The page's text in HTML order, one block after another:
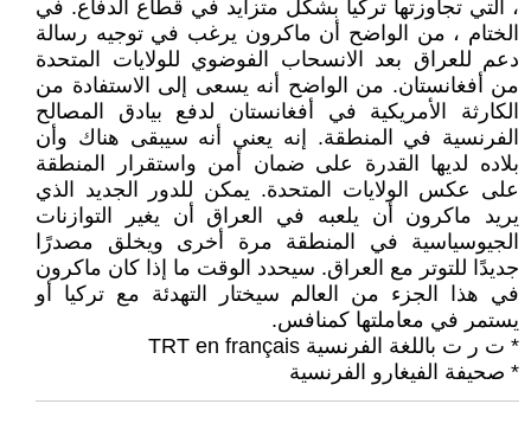
، التي تجاوزتها تركيا بشكل متزايد في قطاع الدفاع. في
الختام ، من الواضح أن ماكرون يرغب في توجيه رسالة
دعم للعراق بعد الانسحاب الفوضوي للولايات المتحدة
من أفغانستان. من الواضح أنه يسعى إلى الاستفادة من
الكارثة الأمريكية في أفغانستان لدفع بيادق المصالح
الفرنسية في المنطقة. إنه يعني أنه سيبقى هناك وأن
بلاده لديها القدرة على ضمان أمن واستقرار المنطقة
على عكس الولايات المتحدة. يمكن للدور الجديد الذي
يريد ماكرون أن يلعبه في العراق أن يغير التوازنات
الجيوسياسية في المنطقة مرة أخرى ويخلق مصدرًا
جديدًا للتوتر مع العراق. سيحدد الوقت ما إذا كان ماكرون
في هذا الجزء من العالم سيختار التهدئة مع تركيا أو
يستمر في معاملتها كمنافس.
* ت ر ت باللغة الفرنسية TRT en français
* صحيفة الفيغارو الفرنسية